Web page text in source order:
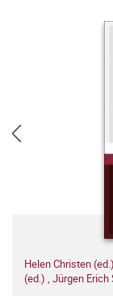
Helen Christen (ed.)
(ed.) , Jürgen Erich